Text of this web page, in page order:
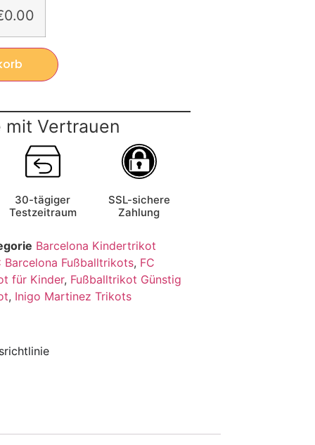
mit Vertrauen
30-tägiger
Testzeitraum
SSL-sichere
Zahlung
Barcelona Kindertrikot
Barcelona Fußballtrikots, FC
für Kinder, Fußballtrikot Günstig
, Inigo Martinez Trikots